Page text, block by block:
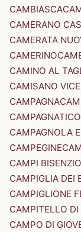
CAMBIASCA
CAMERANO
CAMERATA
CAMERINO
CAMINO AL
CAMISANO
CAMPAGNA
CAMPAGNATICO
CAMPAGNOLA
CAMPEGINE
CAMPI BISENZIO
CAMPIGLIA DEI
CAMPIGLIONE
CAMPITELLO DI
CAMPO DI